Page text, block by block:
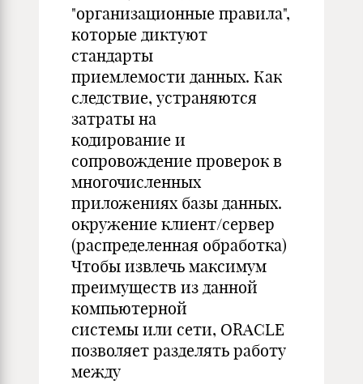
"организационные правила",
которые диктуют
стандарты
приемлемости данных. Как
следствие, устраняются
затраты на
кодирование и
сопровождение проверок в
многочисленных
приложениях базы данных.
окружение клиент/сервер
(распределенная обработка)
Чтобы извлечь максимум
преимуществ из данной
компьютерной
системы или сети, ORACLE
позволяет разделять работу
между